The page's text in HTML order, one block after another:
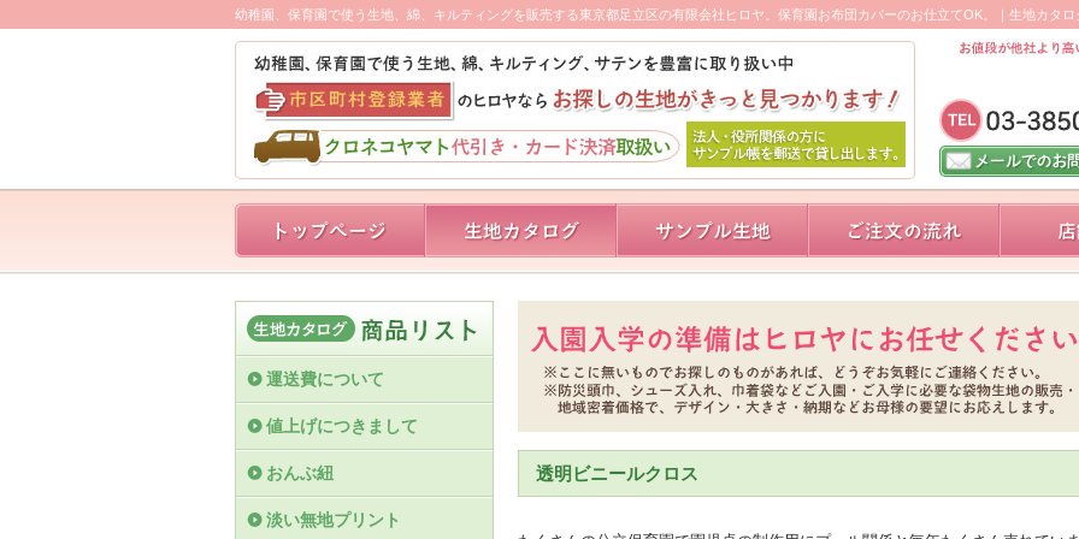
幼稚園、保育園で使う生地、綿、キルティングを販売する東京都足立区の有限会社ヒロヤ。保育園お布団カバーのお仕立てOK。｜生地カタロ
透明ビニールクロス
運送費について
値上げにつきまして
おんぶ紐
淡い無地プリント